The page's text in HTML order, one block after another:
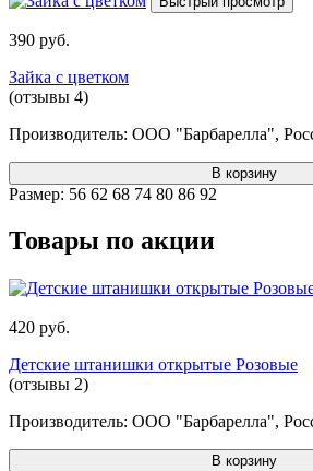
390 руб.
Зайка с цветком
(отзывы 4)
Производитель: ООО "Барбарелла",
В корзину
Размер: 56 62 68 74 80 86 92
Товары по акции
420 руб.
Детские штанишки открытые Розовые
(отзывы 2)
Производитель: ООО "Барбарелла",
В корзину